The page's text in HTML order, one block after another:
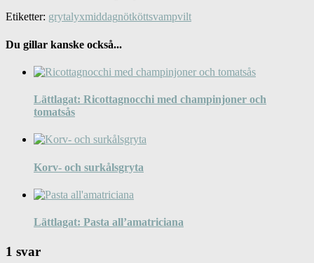
Etiketter: grytalyxmiddagnötköttsvampvilt
Du gillar kanske också...
Lättlagat: Ricottagnocchi med champinjoner och
tomatsås
Korv- och surkålsgryta
Lättlagat: Pasta all’amatriciana
1 svar